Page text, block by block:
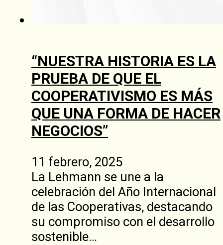
“NUESTRA HISTORIA ES LA
PRUEBA DE QUE EL
COOPERATIVISMO ES MÁS
QUE UNA FORMA DE HACER
NEGOCIOS”
11 febrero, 2025
La Lehmann se une a la
celebración del Año Internacional
de las Cooperativas, destacando
su compromiso con el desarrollo
sostenible…